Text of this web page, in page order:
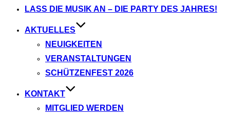
LASS DIE MUSIK AN – DIE PARTY DES JAHRES!
AKTUELLES
NEUIGKEITEN
VERANSTALTUNGEN
SCHÜTZENFEST 2026
KONTAKT
MITGLIED WERDEN